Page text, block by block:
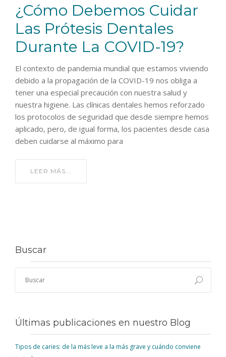
¿Cómo Debemos Cuidar
Las Prótesis Dentales
Durante La COVID-19?
El contexto de pandemia mundial que estamos viviendo
debido a la propagación de la COVID-19 nos obliga a
tener una especial precaución con nuestra salud y
nuestra higiene. Las clínicas dentales hemos reforzado
los protocolos de seguridad que desde siempre hemos
aplicado, pero, de igual forma, los pacientes desde casa
deben cuidarse al máximo para
LEER MÁS...
Buscar
Últimas publicaciones en nuestro Blog
Tipos de caries: de la más leve a la más grave y cuándo conviene